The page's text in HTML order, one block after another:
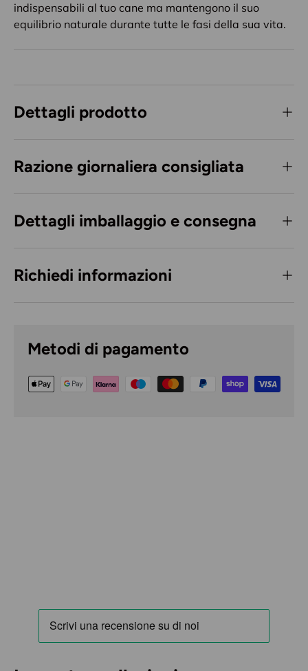
indispensabili al tuo cane ma mantengono il suo
equilibrio naturale durante tutte le fasi della sua vita.
Dettagli prodotto
Razione giornaliera consigliata
Dettagli imballaggio e consegna
Richiedi informazioni
Metodi di pagamento